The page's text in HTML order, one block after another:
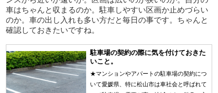
車はちゃんと収まるのか。駐車しやすい区画か止めづらい
のか。車の出し入れも多い方だと毎日の事です。ちゃんと
確認しておきたいですね。
駐車場の契約の際に気を付けておきた
いこと。
★マンションやアパートの駐車場の契約につ
いて愛媛県、特に松山市は車社会と呼ばれて